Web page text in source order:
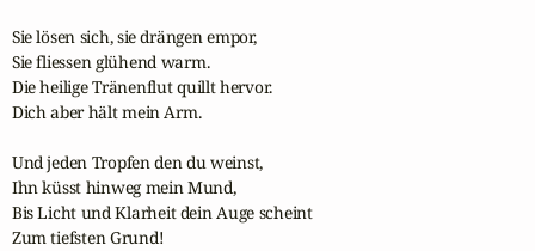
Sie lösen sich, sie drängen empor,
Sie fliessen glühend warm.
Die heilige Tränenflut quillt hervor.
Dich aber hält mein Arm.
Und jeden Tropfen den du weinst,
Ihn küsst hinweg mein Mund,
Bis Licht und Klarheit dein Auge scheint
Zum tiefsten Grund!